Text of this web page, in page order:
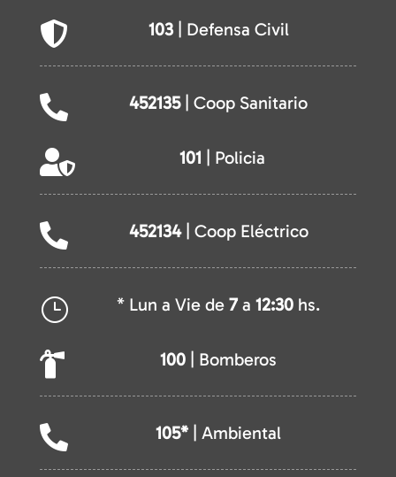
 103| Defensa Civil
 452135| Coop Sanitario
 101 | Policia
 452134| Coop Eléctrico
} * Lun a Vie de7 a12:30 hs.
 100 | Bomberos
 105* | Ambiental